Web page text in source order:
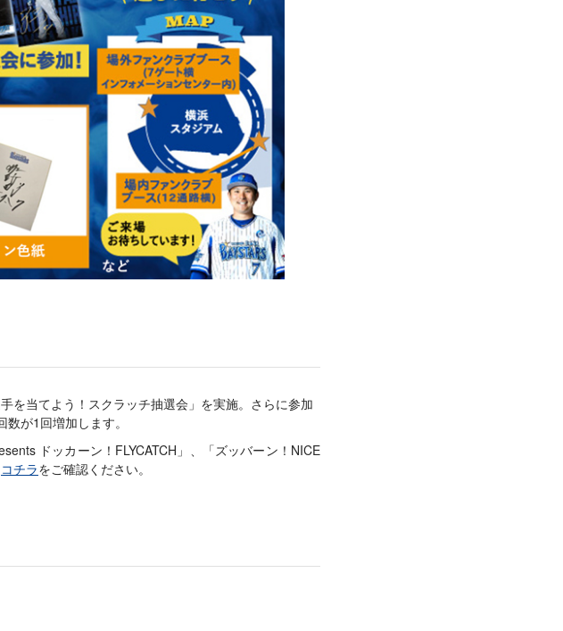
を当てよう！スクラッチ抽選会」を実施。さらに参加
が1回増加します。
ドッカーン！FLYCATCH」、「ズッバーン！NICE
コチラをご確認ください。